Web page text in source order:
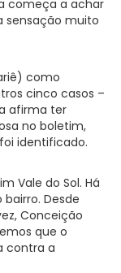
começa a achar
sensação muito
como
cinco casos –
afirma ter
no boletim,
identificado.
Vale do Sol. Há
Desde
Conceição
que o
contra a